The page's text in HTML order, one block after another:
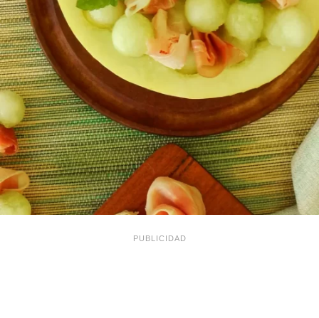
PUBLICIDAD